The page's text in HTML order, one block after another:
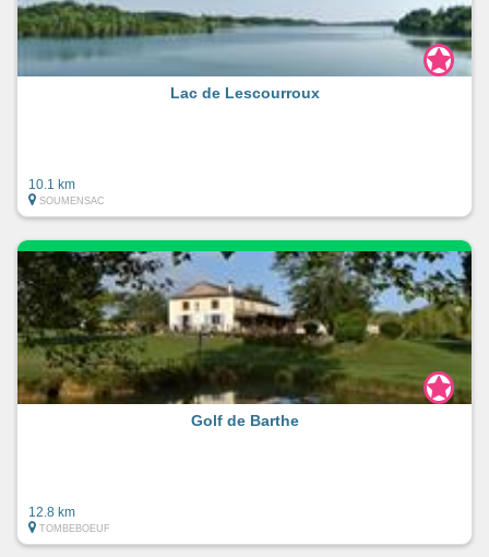
Lac de Lescourroux
10.1 km
SOUMENSAC
Golf de Barthe
12.8 km
TOMBEBOEUF